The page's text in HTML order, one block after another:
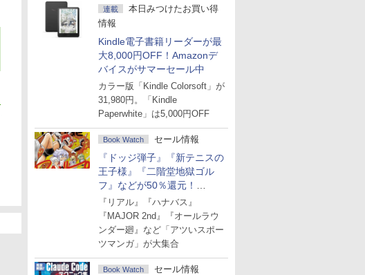
連載
本日みつけたお買い得
情報
Kindle電子書籍リーダーが最
大8,000円OFF！Amazonデ
バイスがサマーセール中
カラー版「Kindle Colorsoft」が
31,980円。「Kindle
Paperwhite」は5,000円OFF
Book Watch セール情報
『ドッジ弾子』『新テニスの
王子様』『二階堂地獄ゴル
フ』などが50％還元！
Amazonマンガ週末セール
『リアル』『ハナバス』
『MAJOR 2nd』『オールラウ
ンダー廻』など「アツいスポー
ツマンガ」が大集合
Book Watch セール情報